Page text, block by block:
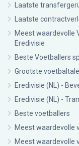
Laatste
Laatste
Meest waardevolle
Eredivisie
Beste Voetballers
Grootste
Eredivisie (NL) -
Eredivisie (NL) -
Beste voetballers
Meest waardevolle
Meest waardevolle